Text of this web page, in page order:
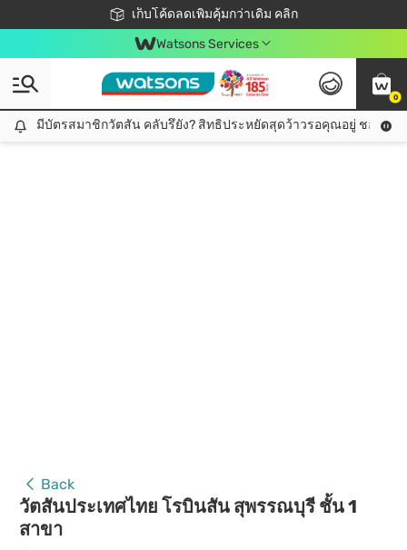
เก็บโค้ดลดเพิ่มคุ้มกว่าเดิม คลิก
ชอปออนไลน์ครั้งแรก ลดเพิ่มจุก ๆ 10%! 🎉
📦ส่งฟรี! เมื่อชอป 499฿
สมาชิกวัตสัน คลับดียังไง?
Watsons Services
0
มีบัตรสมาชิกวัตสัน คลับรึยัง? สิทธิประหยัดสุดว้าวรอคุณอยู่ ชอปคุ้มกว่าเดิม คลิก!
มีบัตรสมาชิกวัตสัน คลับรึยัง? สิทธิประหยัดสุดว้าวรอคุณอยู่ ชอปคุ้มก
Back
วัตสันประเทศไทย โรบินสัน สุพรรณบุรี ชั้น 1
สาขา